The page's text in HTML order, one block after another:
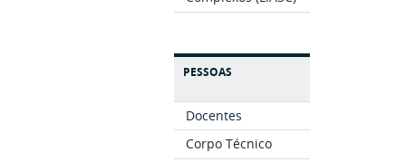
PESSOAS
Docentes
Corpo Técnico